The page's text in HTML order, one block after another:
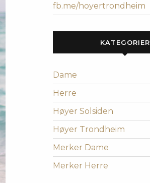
fb.me/hoyertrondheim
KATEGORIER
Dame
Herre
Høyer Solsiden
Høyer Trondheim
Merker Dame
Merker Herre